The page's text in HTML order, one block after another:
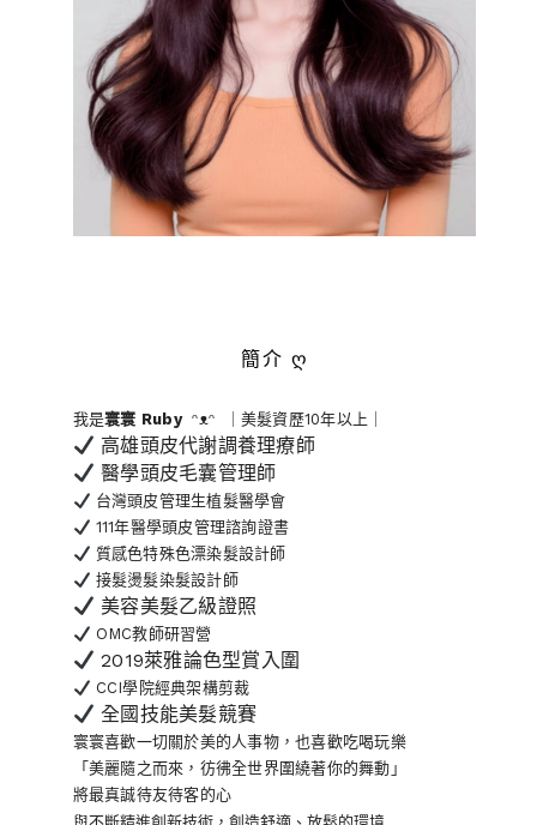
簡介 ღ
我是寰寰 Rubyᵔᴥᵔ ｜美髮資歷10年以上｜
高雄頭皮代謝調養理療師
醫學頭皮毛囊管理師
台灣頭皮管理生植髮醫學會
111年醫學頭皮管理諮詢證書
質感色特殊色漂染髮設計師
接髮燙髮染髮設計師
美容美髮乙級證照
OMC教師研習營
2019萊雅論色型賞入圍
CCI學院經典架構剪裁
全國技能美髮競賽
寰寰喜歡一切關於美的人事物，也喜歡吃喝玩樂
「美麗隨之而來，彷彿全世界圍繞著你的舞動」
將最真誠待友待客的心